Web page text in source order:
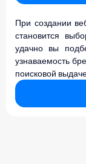
При создании
становится
удачно вы
узнаваемость
поисковой